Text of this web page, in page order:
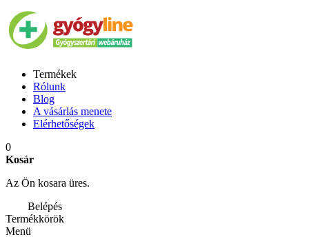
Termékek
Rólunk
Blog
A vásárlás menete
Elérhetőségek
0
Kosár
Az Ön kosara üres.
Belépés
Termékkörök
Menü